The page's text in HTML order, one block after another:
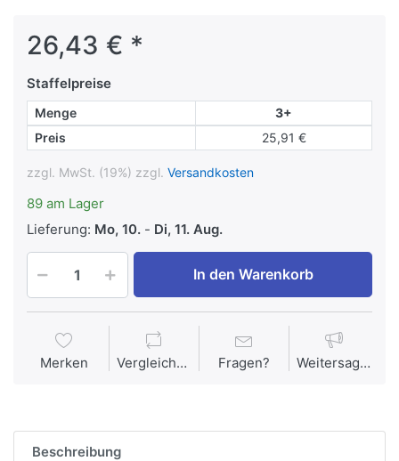
26,43 € *
Staffelpreise
Menge
3+
Preis
25,91 €
zzgl. MwSt. (19%) zzgl. Versandkosten
89 am Lager
Lieferung: Mo, 10. - Di, 11. Aug.
In den Warenkorb
Merken Vergleichen Fragen? Weitersagen
Beschreibung